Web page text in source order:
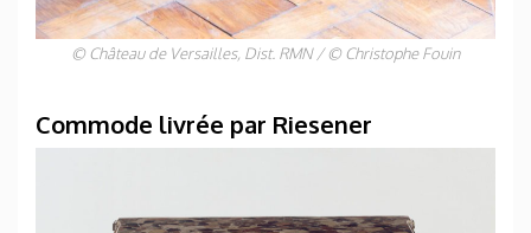
© Château de Versailles, Dist. RMN / © Christophe Fouin
Commode livrée par Riesener